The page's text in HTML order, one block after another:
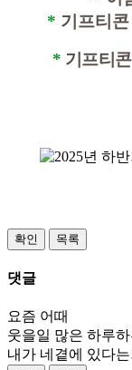
* 기프티
* 기프티
댓글
요즘 어때
웃을일 많은 하루
내가 네곁에 있다